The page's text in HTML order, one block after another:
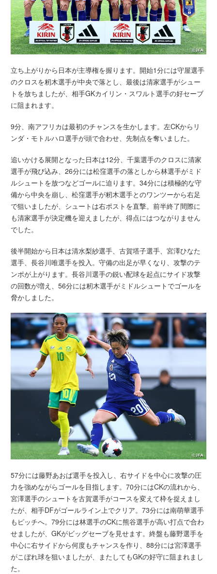
立ち上がりから日本が主導権を握ります。開始1分には守屋選手
のクロスを籾木選手が中央で落とし、最後は清家選手がシュー
トを放ちましたが、相手GKカイリン・スワルト選手の好セーブ
に阻まれます。
9分、南アフリカは最初のチャンスを生かします。左CKからリ
ンダ・モトルハロ選手が頭で合わせ、先制点を奪いました。
追いかける展開となった日本は12分、千葉選手のクロスに清家
選手が飛び込み、26分には松窪選手の落としから林選手がミド
ルシュートを放つなどゴールに迫ります。34分には積極的な守
備から中央を崩し、松窪選手が籾木選手とのワンツーから右足
で狙いましたが、シュートは右ポストを直撃。前半終了間際に
も清家選手が決定機を迎えましたが、得点にはつながりません
でした。
後半開始から日本は清水梨紗選手、古賀塔子選手、宮澤ひなた
選手、長谷川唯選手を投入。守備の出足が早くなり、攻撃のテ
ンポが上がります。長谷川選手の鋭い配球を起点にサイド攻撃
の回数が増え、56分には籾木選手がミドルシュートでゴールを
脅かしました。
57分には藤野あおば選手を投入し、右サイドを中心に攻撃の圧
力を強めながらゴールを目指します。70分にはCKの流れから、
宮澤選手のシュートを古賀選手がコースを変えて枠を捉えまし
たが、相手DFがゴールライン上でクリア。73分には南萌華選手
もピッチへ。79分には林選手のCKに熊谷選手が高い打点で合わ
せましたが、GKがビッグセーブを見せます。終盤も藤野選手を
中心に右サイドから何度もチャンスを作り、88分には宮澤選手
がこぼれ球を狙いましたが、またしてもGKの好守に阻まれまし
た。